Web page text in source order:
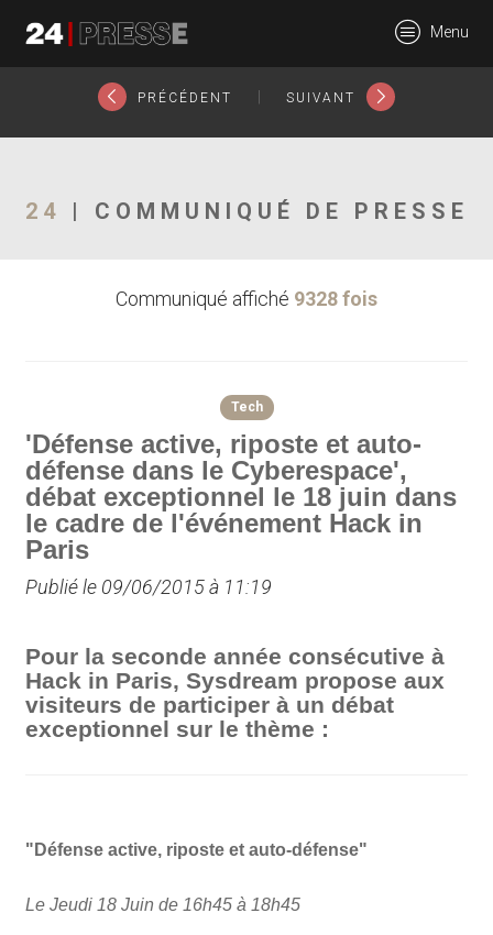
24Presse -
Communiqués de
Menu
PRÉCÉDENT SUIVANT
24 | COMMUNIQUÉ DE PRESSE
Communiqué affiché 9328 fois
Tech
'Défense active, riposte et auto-
défense dans le Cyberespace',
débat exceptionnel le 18 juin dans
le cadre de l'événement Hack in
Paris
Publié le 09/06/2015 à 11:19
Pour la seconde année consécutive à
Hack in Paris, Sysdream propose aux
visiteurs de participer à un débat
exceptionnel sur le thème :
"Défense active, riposte et auto-défense"
Le Jeudi 18 Juin de 16h45 à 18h45